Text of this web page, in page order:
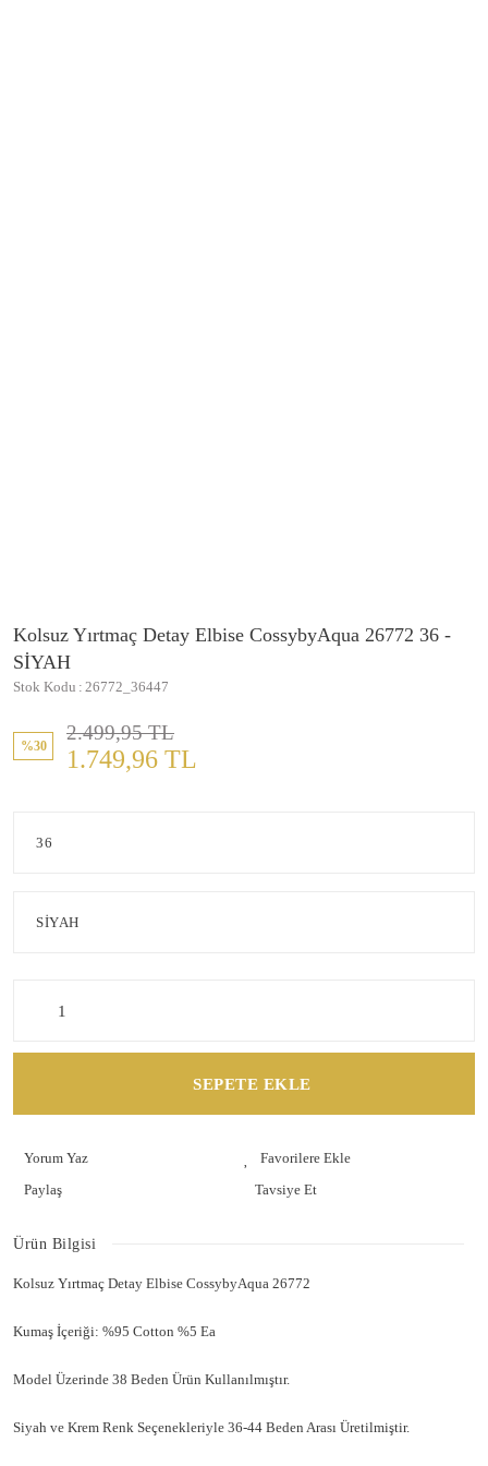
Kolsuz Yırtmaç Detay Elbise CossybyAqua 26772 36 -
SİYAH
Stok Kodu 26772_36447
%30
2.499,95 TL
1.749,96 TL
SEPETE EKLE
Yorum Yaz
Paylaş
Tavsiye Et
Ürün Bilgisi
Kolsuz Yırtmaç Detay Elbise CossybyAqua 26772
Kumaş İçeriği: %95 Cotton %5 Ea
Model Üzerinde 38 Beden Ürün Kullanılmıştır.
Siyah ve Krem Renk Seçenekleriyle 36-44 Beden Arası Üretilmiştir.